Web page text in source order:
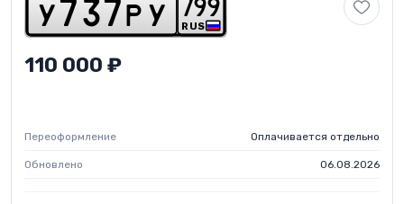
y 7 3 7 p y RUS
799
110 000 ₽
Переоформление Оплачивается отдельно
Обновлено 06.08.2026